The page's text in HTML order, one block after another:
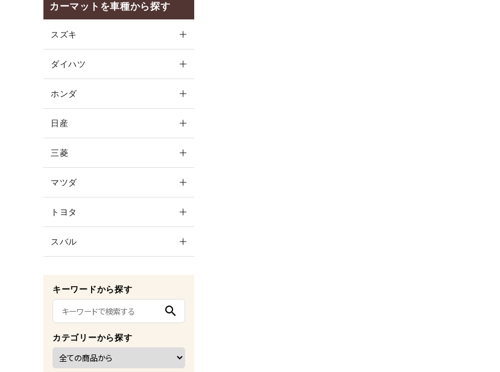
カーマットを車種から探す
スズキ
ダイハツ
ホンダ
日産
三菱
マツダ
トヨタ
スバル
キーワードから探す
search
カテゴリーから探す